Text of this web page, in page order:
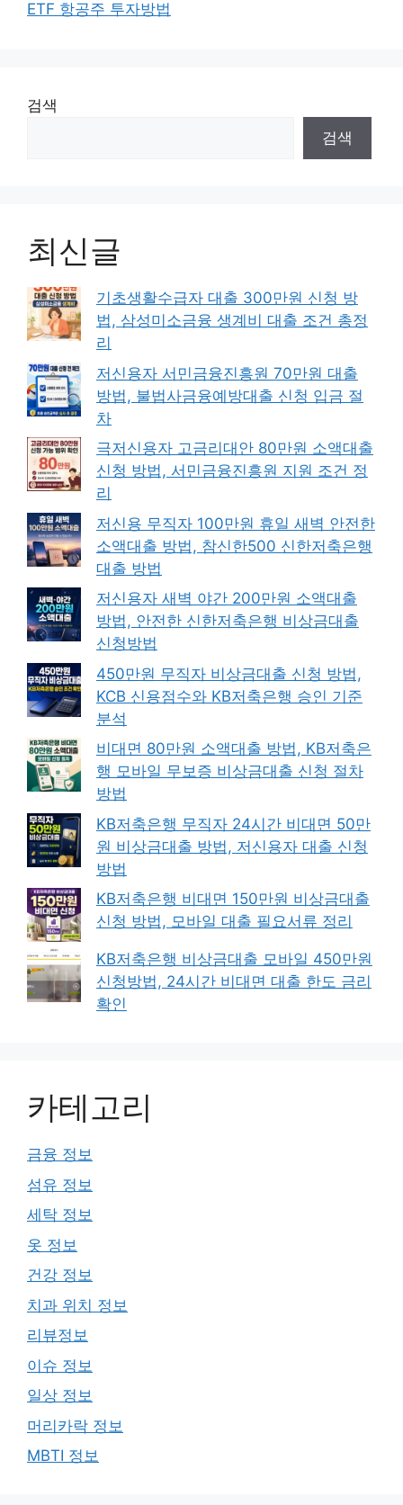
ETF 항공주 투자방법
검색
검색
최신글
기초생활수급자 대출 300만원 신청 방
법, 삼성미소금융 생계비 대출 조건 총정
리
저신용자 서민금융진흥원 70만원 대출
방법, 불법사금융예방대출 신청 입금 절
차
극저신용자 고금리대안 80만원 소액대출
신청 방법, 서민금융진흥원 지원 조건 정
리
저신용 무직자 100만원 휴일 새벽 안전한
소액대출 방법, 참신한500 신한저축은행
대출 방법
저신용자 새벽 야간 200만원 소액대출
방법, 안전한 신한저축은행 비상금대출
신청방법
450만원 무직자 비상금대출 신청 방법,
KCB 신용점수와 KB저축은행 승인 기준
분석
비대면 80만원 소액대출 방법, KB저축은
행 모바일 무보증 비상금대출 신청 절차
방법
KB저축은행 무직자 24시간 비대면 50만
원 비상금대출 방법, 저신용자 대출 신청
방법
KB저축은행 비대면 150만원 비상금대출
신청 방법, 모바일 대출 필요서류 정리
KB저축은행 비상금대출 모바일 450만원
신청방법, 24시간 비대면 대출 한도 금리
확인
카테고리
금융 정보
섬유 정보
세탁 정보
옷 정보
건강 정보
치과 위치 정보
리뷰정보
이슈 정보
일상 정보
머리카락 정보
MBTI 정보